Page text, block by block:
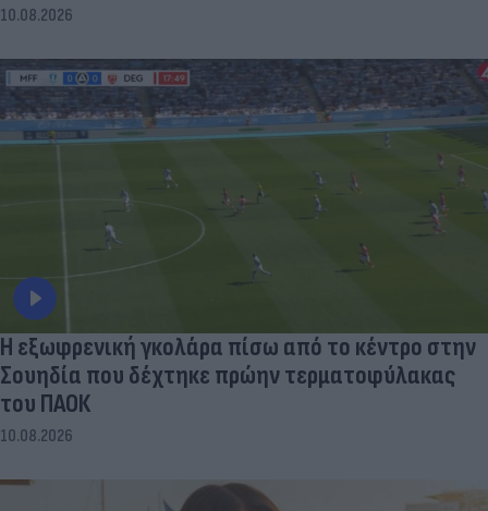
10.08.2026
Η εξωφρενική γκολάρα πίσω από το κέντρο στην
Σουηδία που δέχτηκε πρώην τερματοφύλακας
του ΠΑΟΚ
10.08.2026